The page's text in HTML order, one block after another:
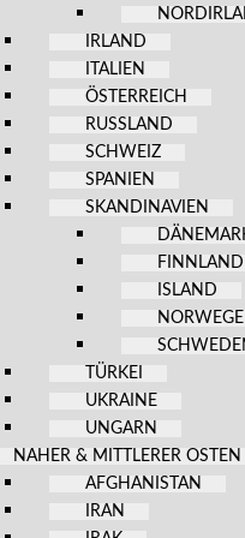
IRLAND
ITALIEN
ÖSTERREICH
RUSSLAND
SCHWEIZ
SPANIEN
SKANDINAVIEN
FINNLAND
ISLAND
TÜRKEI
UKRAINE
UNGARN
NAHER & MITTLERER OSTEN
AFGHANISTAN
IRAN